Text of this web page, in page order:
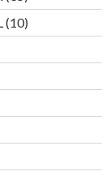
Produkte
1010
Produkte